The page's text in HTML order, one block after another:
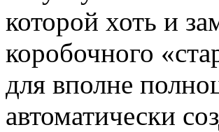
которой хоть и
коробочного
для вполне
автоматически